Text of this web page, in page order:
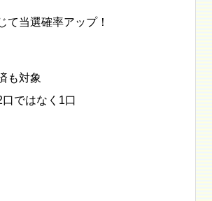
当選確率アップ！
も対象
ではなく1口